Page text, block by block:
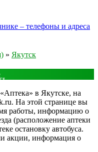
– телефоны и адреса
» Якутск
в Якутске, на
На этой странице вы
работы, информацию о
(расположение аптеки
остановку автобуса.
акции, информация о